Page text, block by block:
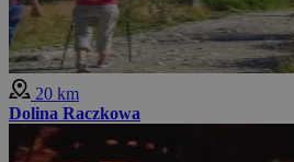
20 km
Dolina Raczkowa